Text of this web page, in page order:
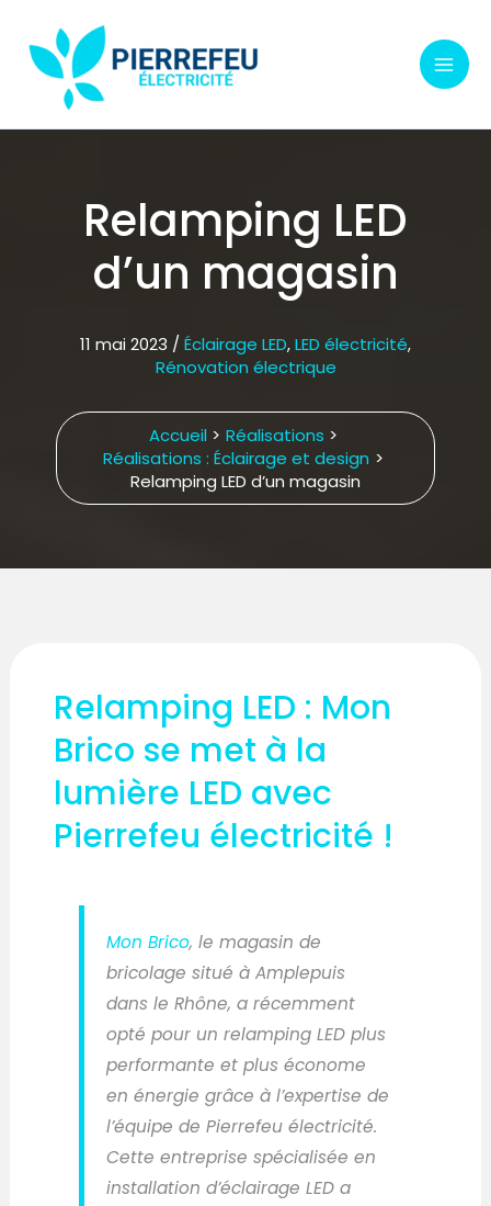
contenu
Relamping LED
d’un magasin
11 mai 2023 /Éclairage LED,LED électricité,
Rénovation électrique
Accueil
Réalisations
Réalisations : Éclairage et design
Relamping LED d’un magasin
Relamping LED : Mon
Brico se met à la
lumière LED avec
Pierrefeu électricité !
Mon Brico, le magasin de
bricolage situé à Amplepuis
dans le Rhône, a récemment
opté pour un relamping LED plus
performante et plus économe
en énergie grâce à l’expertise de
l’équipe de Pierrefeu électricité.
Cette entreprise spécialisée en
installation d’éclairage LED a